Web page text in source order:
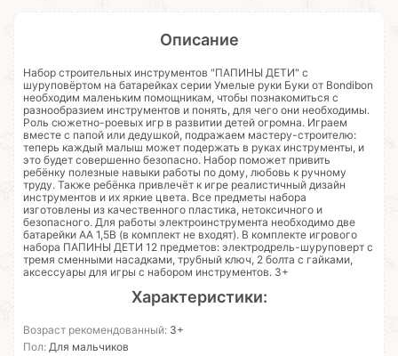
Описание
Набор строительных инструментов "ПАПИНЫ ДЕТИ" с
шуруповёртом на батарейках серии Умелые руки Буки от Bondibon
необходим маленьким помощникам, чтобы познакомиться с
разнообразием инструментов и понять, для чего они необходимы.
Роль сюжетно-роевых игр в развитии детей огромна. Играем
вместе с папой или дедушкой, подражаем мастеру-строителю:
теперь каждый малыш может подержать в руках инструменты, и
это будет совершенно безопасно. Набор поможет привить
ребёнку полезные навыки работы по дому, любовь к ручному
труду. Также ребёнка привлечёт к игре реалистичный дизайн
инструментов и их яркие цвета. Все предметы набора
изготовлены из качественного пластика, нетоксичного и
безопасного. Для работы электроинструмента необходимо две
батарейки АА 1,5В (в комплект не входят). В комплекте игрового
набора ПАПИНЫ ДЕТИ 12 предметов: электродрель-шуруповерт с
тремя сменными насадками, трубный ключ, 2 болта с гайками,
аксессуары для игры с набором инструментов. 3+
Характеристики:
Возраст рекомендованный: 3+
Пол: Для мальчиков